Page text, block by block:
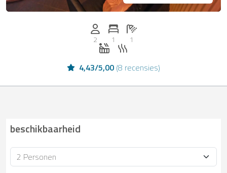
Personen (max.): 2
2
Aantal slaapkamers: 1
1
Aantal badkamers: 1
1
WhirlpoolSauna
4,43/5,00 (8 recensies)
beschikbaarheid
Bezetting